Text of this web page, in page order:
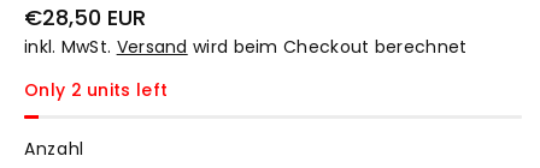
Normaler
Preis
€28,50 EUR
inkl. MwSt. Versand wird beim Checkout berechnet
Only 2 units left
Anzahl